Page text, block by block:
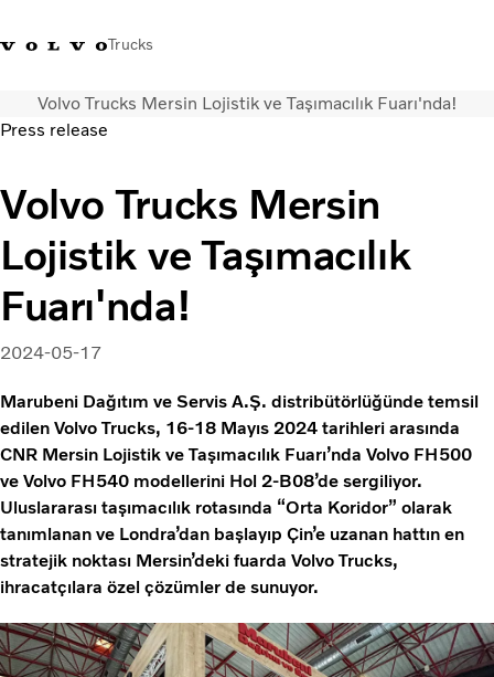
Trucks
+4448586Volvo Trucks MağazasıOturum açın Türkiye
Taşımacılık çözümleri
Kamyonlar
Hizmetler
Bayi arama
Haberler
Hakkımızda
Bize Ulaşın
Volvo Trucks Mersin Lojistik ve Taşımacılık Fuarı'nda!
Press release
Volvo Trucks Mersin
Lojistik ve Taşımacılık
Fuarı'nda!
2024-05-17
Marubeni Dağıtım ve Servis A.Ş. distribütörlüğünde temsil
edilen Volvo Trucks, 16-18 Mayıs 2024 tarihleri arasında
CNR Mersin Lojistik ve Taşımacılık Fuarı’nda Volvo FH500
ve Volvo FH540 modellerini Hol 2-B08’de sergiliyor.
Uluslararası taşımacılık rotasında “Orta Koridor” olarak
tanımlanan ve Londra’dan başlayıp Çin’e uzanan hattın en
stratejik noktası Mersin’deki fuarda Volvo Trucks,
ihracatçılara özel çözümler de sunuyor.